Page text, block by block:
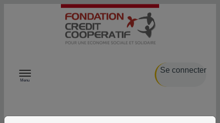
Passer au contenu
Menu
Se connecter